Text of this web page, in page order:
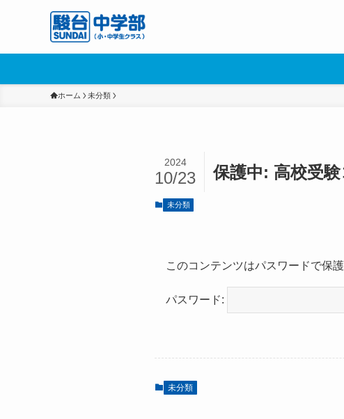
ホーム 未分類
保護中: 高校受
2024
10/23
未分類
このコンテンツはパスワードで保
パスワード:
未分類